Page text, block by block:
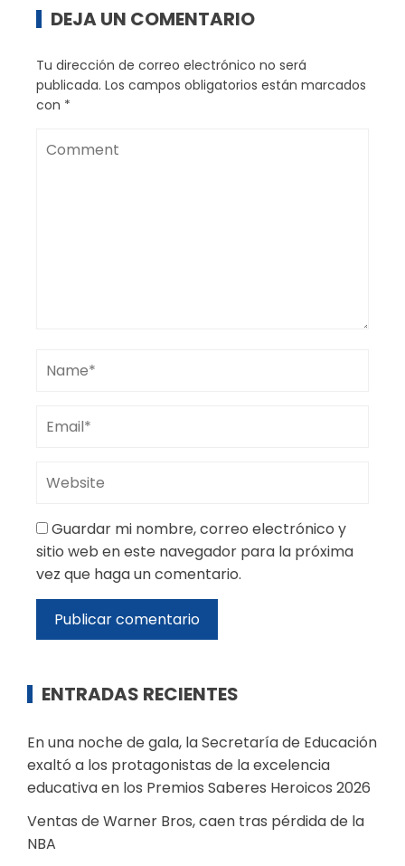
DEJA UN COMENTARIO
Tu dirección de correo electrónico no será
publicada. Los campos obligatorios están marcados
con *
Guardar mi nombre, correo electrónico y
sitio web en este navegador para la próxima
vez que haga un comentario.
ENTRADAS RECIENTES
En una noche de gala, la Secretaría de Educación
exaltó a los protagonistas de la excelencia
educativa en los Premios Saberes Heroicos 2026
Ventas de Warner Bros, caen tras pérdida de la
NBA